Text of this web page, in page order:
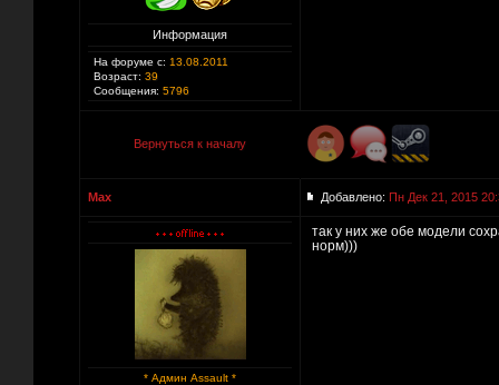
Информация
На форуме с: 13.08.2011
Возраст: 39
Сообщения: 5796
Вернуться к началу
Max Добавлено: Пн Дек 21, 2015
* Админ Assault *
так у них же обе модели
норм)))